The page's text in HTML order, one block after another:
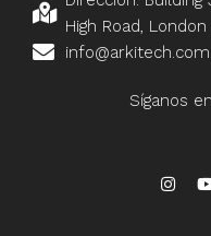
High Road,
Síganos